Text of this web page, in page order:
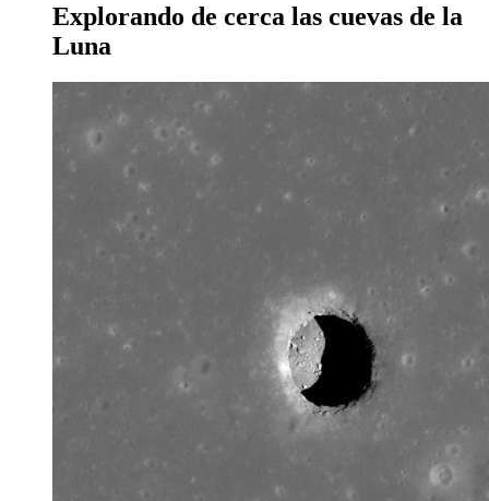
Explorando de cerca las cuevas de la
Luna